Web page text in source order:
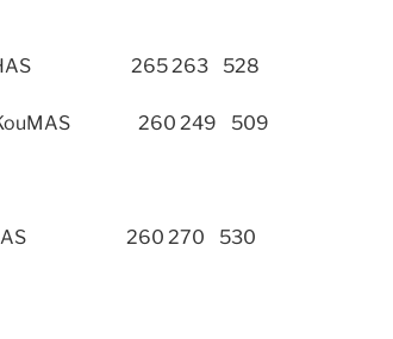
265 263 528
260 249 509
260 270 530